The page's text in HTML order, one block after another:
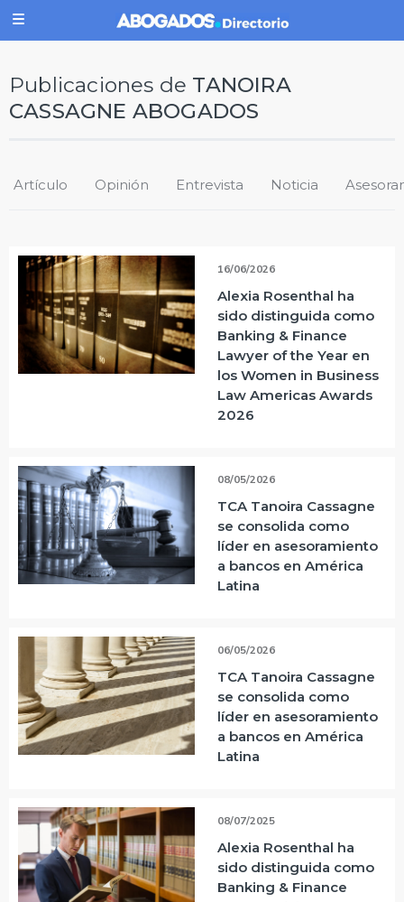
Publicaciones de TANOIRA
CASSAGNE ABOGADOS
Artículo Opinión Entrevista Noticia
16/06/2026
Alexia Rosenthal ha
sido distinguida como
Banking & Finance
Lawyer of the Year en
los Women in Business
Law Americas Awards
2026
08/05/2026
TCA Tanoira Cassagne
se consolida como
líder en asesoramiento
a bancos en América
Latina
06/05/2026
TCA Tanoira Cassagne
se consolida como
líder en asesoramiento
a bancos en América
Latina
08/07/2025
Alexia Rosenthal ha
sido distinguida como
Banking & Finance